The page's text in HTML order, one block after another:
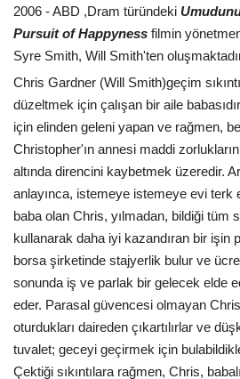
2006 - ABD ,Dram türündeki
Pursuit of Happyness filmin
Syre Smith, Will Smith'ten
Chris Gardner (Will Smith)geçim
düzeltmek için çalışan bir aile
için elinden geleni yapan ve rağmen,
Christopher'ın annesi maddi
altında direncini kaybetmek üzeredir.
anlayınca, istemeye istemeye evi terk
baba olan Chris, yılmadan, bildiği tüm
kullanarak daha iyi kazandıran bir işin
borsa şirketinde stajyerlik bulur ve
sonunda iş ve parlak bir gelecek elde
eder. Parasal güvencesi olmayan
oturdukları daireden çıkartılırlar ve
tuvalet; geceyi geçirmek için
Çektiği sıkıntılara rağmen, Chris,